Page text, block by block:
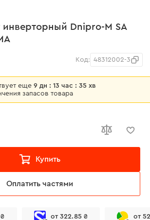
инверторный Dnipro-M SA
Код: 48312002-3
еще9 дн : 13 час : 35 хв
запасов товара
Купить
Оплатить частями
от 322.85 ₴ от